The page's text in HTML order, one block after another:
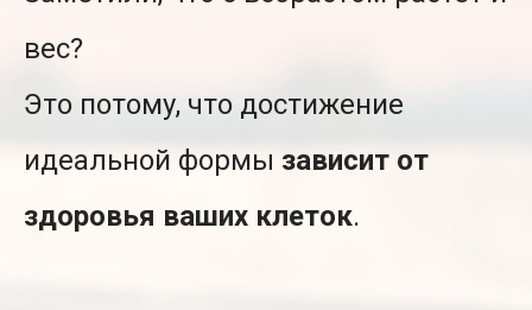
вес?
Это потому, что достижение
идеальной формы зависит от
здоровья ваших клеток.